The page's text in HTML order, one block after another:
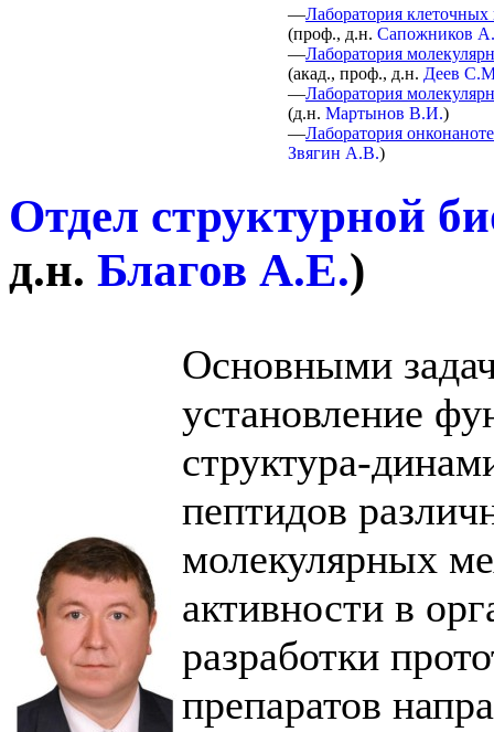
—Лаборатория клеточных
(проф., д.н. Сапожников
—Лаборатория
(акад., проф., д.н. Деев
—Лаборатория
(д.н. Мартынов В.И.)
—Лаборатория
Звягин А.В.)
Отдел структурной
д.н. Благов А.Е.)
Основными
установление
структура-
пептидов
молекулярных
активности в
разработки
препаратов